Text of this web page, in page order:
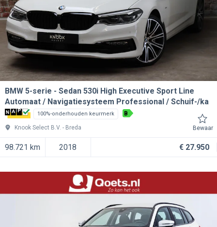
BMW 5-serie
Sedan 530i High Executive Sport Line
Automaat / Navigatiesysteem Professional / Schuif-/ka
100%-onderhouden keurmerk B
Knook Select B.V. Breda Bewaar
98.721 km 2018 € 27.950